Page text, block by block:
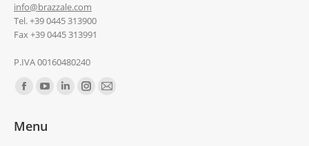
info@brazzale.com
Tel. +39 0445 313900
Fax +39 0445 313991
P.IVA 00160480240
Ci puoi trovare su:
Menu